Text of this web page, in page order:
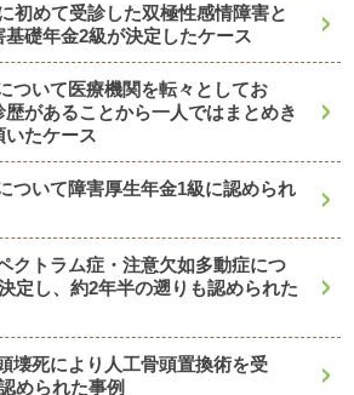
初めて受診した双極性感情障害と
礎年金2級が決定したケース
ついて医療機関を転々としてお
歴があることから一人ではまとめき
いたケース
ついて障害厚生年金1級に認められ
クトラム症・注意欠如多動症につ
定し、約2年半の遡りも認められた
壊死により人工骨頭置換術を受
められた事例